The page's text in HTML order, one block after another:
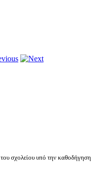
σχολείου υπό την